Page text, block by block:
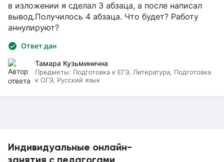
Индивидуальные онлайн-
занятия с педагогами
в изложении я сделал 3 абзаца, а после написал
вывод.Получилось 4 абзаца. Что будет? Работу
аннулируют?
Ответ дан
Тамара Кузьминична
Предметы: Подготовка к ЕГЭ, Литература, Подготовка
к ОГЭ, Русский язык